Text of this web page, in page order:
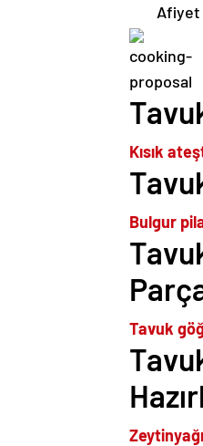
Afiyet
Kısık
Bulgur
Tavuk